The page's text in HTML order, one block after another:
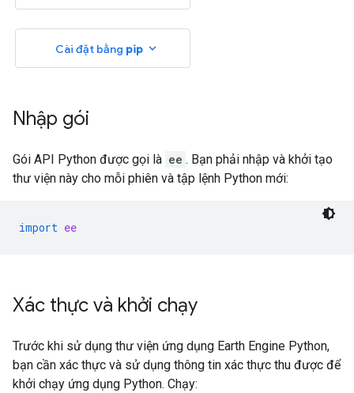
Cài đặt bằng pip expand_more
Nhập gói
Gói API Python được gọi là ee . Bạn phải nhập và khởi tạo
thư viện này cho mỗi phiên và tập lệnh Python mới:
import ee
Xác thực và khởi chạy
Trước khi sử dụng thư viện ứng dụng Earth Engine Python,
bạn cần xác thực và sử dụng thông tin xác thực thu được để
khởi chạy ứng dụng Python. Chạy: